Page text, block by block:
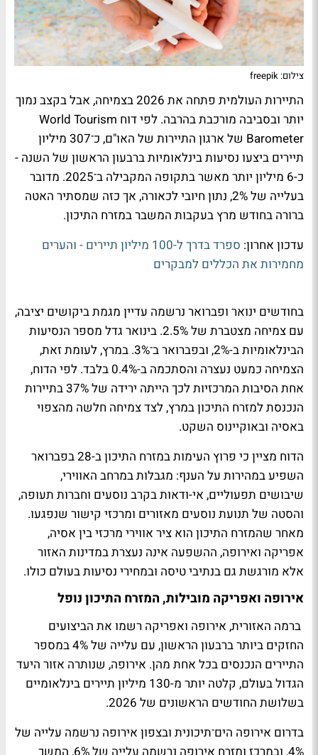
צילום: freepik
התיירות העולמית פתחה את 2026 בצמיחה, אבל בקצב נמוך
יותר ובסביבה מורכבת בהרבה. לפי דוח World Tourism
Barometer של ארגון התיירות של האו"ם, כ־307 מיליון
תיירים ביצעו נסיעות בינלאומיות ברבעון הראשון של השנה -
כ-6 מיליון יותר מאשר בתקופה המקבילה ב־2025. מדובר
בעלייה של 2%, נתון חיובי לכאורה, אך כזה שמסתיר האטה
ברורה בחודש מרץ בעקבות המשבר במזרח התיכון.
עדכון אחרון:
ספרד בדרך ל-100 מיליון תיירים - והערים
מחמירות את הכללים למבקרים
בחודשים ינואר ופברואר נרשמה עדיין מגמת ביקושים יציבה,
עם צמיחה מצטברת של 2.5%. בינואר גדל מספר הנסיעות
הבינלאומיות ב-2%, ובפברואר ב־3%. במרץ, לעומת זאת,
הצמיחה כמעט נעצרה והסתכמה ב-0.4% בלבד. לפי הדוח,
אחת הסיבות המרכזיות לכך הייתה ירידה של 37% בתיירות
הנכנסת למזרח התיכון במרץ, לצד צמיחה חלשה מהצפוי
באסיה ובאוקיינוס השקט.
הדוח מציין כי פרוץ העימות במזרח התיכון ב-28 בפברואר
השפיע במהירות על הענף: מגבלות במרחב האווירי,
שיבושים תפעוליים, אי-ודאות בקרב נוסעים וחברות תעופה,
והסטה של תנועת נוסעים מאזורים ומרכזי קישור שנפגעו.
מאחר שהמזרח התיכון הוא ציר אווירי מרכזי בין אסיה,
אפריקה ואירופה, ההשפעה אינה נעצרת במדינות האזור
אלא מורגשת גם בנתיבי טיסה ובמחירי נסיעות בעולם כולו.
אירופה ואפריקה מובילות, המזרח התיכון נופל
ברמה האזורית, אירופה ואפריקה רשמו את הביצועים
החזקים ביותר ברבעון הראשון, עם עלייה של 4% במספר
התיירים הנכנסים בכל אחת מהן. אירופה, שנותרה אזור היעד
הגדול בעולם, קלטה יותר מ-130 מיליון תיירים בינלאומיים
בשלושת החודשים הראשונים של 2026.
בדרום אירופה הים־תיכונית ובצפון אירופה נרשמה עלייה של